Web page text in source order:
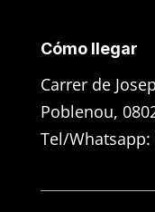
Cómo llegar
Carrer de
Poblenou,
Tel/Whatsapp: